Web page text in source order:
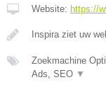
Website: https://
Inspira ziet uw
Zoekmachine
Ads, SEO ▼